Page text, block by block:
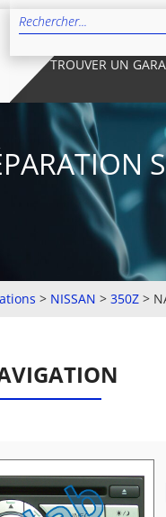
TROUVER UN
> NISSAN > 350Z >